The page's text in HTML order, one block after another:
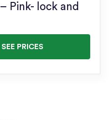
Pink- lock and
PRICES